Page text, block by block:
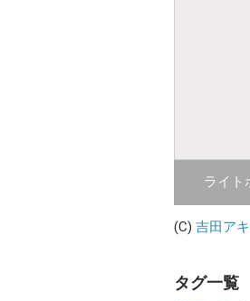
ライト
(C) 吉田ア
タグ一覧